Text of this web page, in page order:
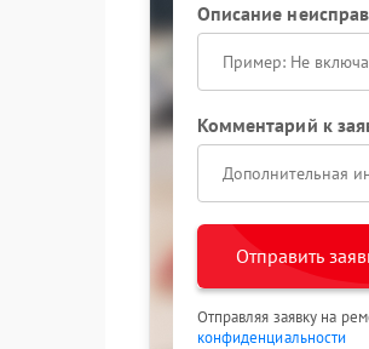
Описание
Комментарий к
Отправить
Отправляя заявку на
конфиденциальности